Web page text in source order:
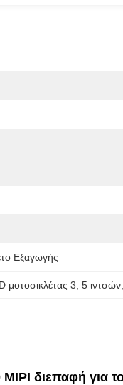
Εξαγωγής
3 , 5 ιντσών
διεπαφή για